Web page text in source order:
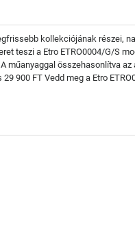
kollekciójának részei,
teszi a Etro ETRO0004/G/S
műanyaggal összehasonlítva
900 FT Vedd meg a Etro